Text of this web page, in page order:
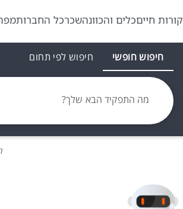
קורות חייםכלים והכוונהשכרכל החברות
חיפוש חופשי חיפוש לפי תחום
מה התפקיד הבא שלך?